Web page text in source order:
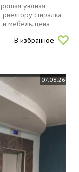
уютная
стиралка,
и мебель. цена
В избранное
07.08.26